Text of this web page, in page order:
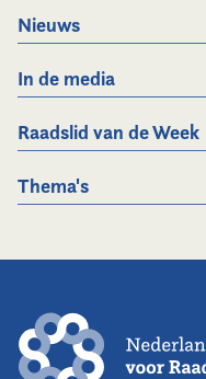
Nieuws
In de media
Raadslid van de Week
Thema's